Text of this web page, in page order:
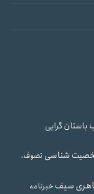
باستان گرایی
شناسی تصوف،
سیفخبرنامه